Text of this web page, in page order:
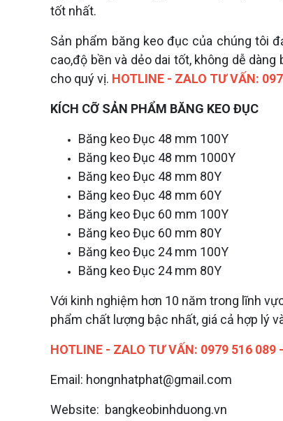
tốt nhất.
Sản phẩm băng keo đục của chúng tôi
cao,độ bền và dẻo dai tốt, không dễ
cho quý vị. HOTLINE - ZALO TƯ VẤN:
KÍCH CỠ SẢN PHẨM BĂNG KEO ĐỤC
Băng keo Đục 48 mm 100Y
Băng keo Đục 48 mm 1000Y
Băng keo Đục 48 mm 80Y
Băng keo Đục 48 mm 60Y
Băng keo Đục 60 mm 100Y
Băng keo Đục 60 mm 80Y
Băng keo Đục 24 mm 100Y
Băng keo Đục 24 mm 80Y
Với kinh nghiệm hơn 10 năm trong lĩnh
phẩm chất lượng bậc nhất, giá cả hợp lý
HOTLINE - ZALO TƯ VẤN: 0979 516 089
Email: hongnhatphat@gmail.com
Website: bangkeobinhduong.vn